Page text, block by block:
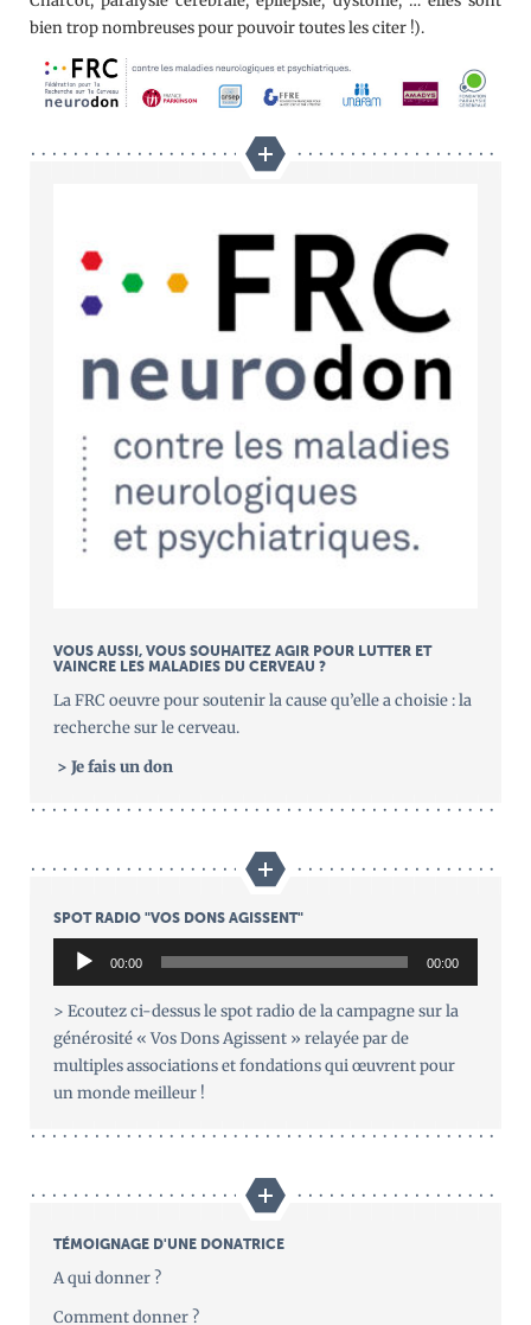
bien trop nombreuses pour pouvoir toutes les citer !).
VOUS AUSSI, VOUS SOUHAITEZ AGIR POUR LUTTER ET
VAINCRE LES MALADIES DU CERVEAU ?
La FRC oeuvre pour soutenir la cause qu’elle a choisie : la
recherche sur le cerveau.
> Je fais un don
SPOT RADIO "VOS DONS AGISSENT"
Lecteur
00:00 00:00
> Ecoutez ci-dessus le spot radio de la campagne sur la
générosité « Vos Dons Agissent » relayée par de
multiples associations et fondations qui œuvrent pour
un monde meilleur !
TÉMOIGNAGE D'UNE DONATRICE
A qui donner ?
Comment donner ?